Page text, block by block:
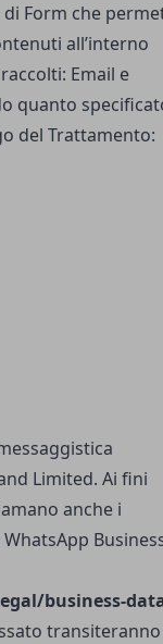
Form che
all’interno
Email e
quanto
del Trattamento:
Limited. Ai fini
anche i
business-
transiteranno